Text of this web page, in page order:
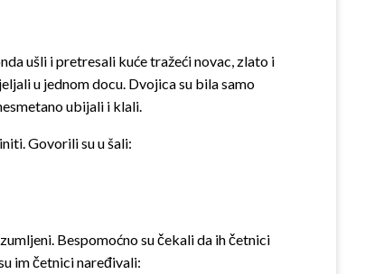
ušli i pretresali kuće tražeći novac, zlato i
u jednom docu. Dvojica su bila samo
ubijali i klali.
Govorili su u šali:
Bespomoćno su čekali da ih četnici
im četnici naređivali: